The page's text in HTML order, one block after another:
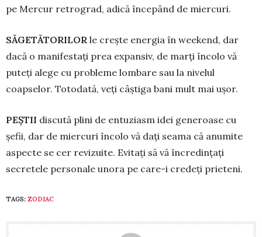
pe Mercur retrograd, adică începând de miercuri.
SĂGETĂTORILOR le crește energia în weekend, dar
dacă o manifestați prea ex­pansiv, de marți încolo vă
puteți alege cu probleme lombare sau la nivelul
coapselor. Totodată, veți câștiga bani mult mai ușor.
PEŞTII discută plini de entuziasm idei generoase cu
șefii, dar de miercuri încolo vă dați seama că anumite
aspecte se cer re­vizuite. Evitați să vă încredințați
secretele perso­nale unora pe care-i credeți prieteni.
TAGS: ZODIAC